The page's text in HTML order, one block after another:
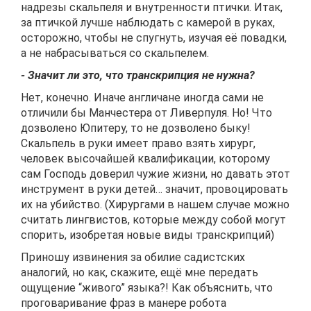
надрезы скальпеля и внутренности птички. Итак,
за птичкой лучше наблюдать с камерой в руках,
осторожно, чтобы не спугнуть, изучая её повадки,
а не набрасываться со скальпелем.
- Значит ли это, что транскрипция не нужна?
Нет, конечно. Иначе англичане иногда сами не
отличили бы Манчестера от Ливерпуля. Но! Что
дозволено Юпитеру, то не дозволено быку!
Скальпель в руки имеет право взять хирург,
человек высочайшей квалификации, которому
сам Господь доверил чужие жизни, но давать этот
инструмент в руки детей… значит, провоцировать
их на убийство. (Хирургами в нашем случае можно
считать лингвистов, которые между собой могут
спорить, изобретая новые виды транскрипций)
Приношу извинения за обилие садистских
аналогий, но как, скажите, ещё мне передать
ощущение “живого” языка?! Как объяснить, что
проговаривание фраз в манере робота